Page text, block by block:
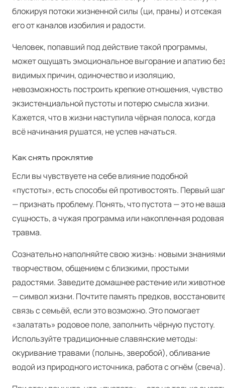
блокируя потоки жизненной силы (ци, праны) и отсекая
его от каналов изобилия и радости.
Человек, попавший под действие такой программы,
может ощущать эмоциональное выгорание и апатию
видимых причин, одиночество и изоляцию,
невозможность построить крепкие отношения, чувство
экзистенциальной пустоты и потерю смысла жизни.
Кажется, что в жизни наступила чёрная полоса, когда
всё начинания рушатся, не успев начаться.
Как снять проклятие
Если вы чувствуете на себе влияние подобной
«пустоты», есть способы ей противостоять. Первый шаг
— признать проблему. Понять, что пустота — это не ваша
сущность, а чужая программа или накопленная родовая
травма.
Сознательно наполняйте свою жизнь: новыми
творчеством, общением с близкими, простыми
радостями. Заведите домашнее растение или животное
— символ жизни. Почтите память предков,
связь с семьёй, если это возможно. Это помогает
«залатать» родовое поле, заполнить чёрную пустоту.
Используйте традиционные славянские методы:
окуривание травами (полынь, зверобой), обливание
водой из природного источника, работа с огнём (свеча).